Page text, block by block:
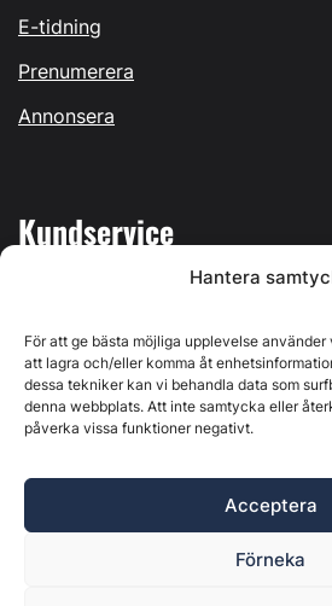
Hantera
För att ge bästa möjliga upplevelse
att lagra och/eller komma åt
dessa tekniker kan vi behandla data som
denna webbplats. Att inte samtycka eller
påverka vissa funktioner negativt.
Acceptera
Förneka
E-tidning
Prenumerera
Annonsera
Kundservice
Kontakta oss
Östernäsvägen 1, 827 32 Ljusdal,
Ansvarig utgivare: Henrik Ekberg.
webbplats är upphovsrättsligt
Byggvärlden är en del av